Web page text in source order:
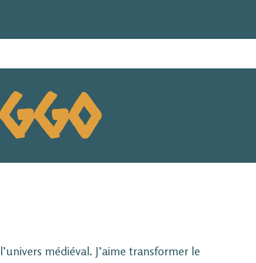
médiéval. J’aime transformer le